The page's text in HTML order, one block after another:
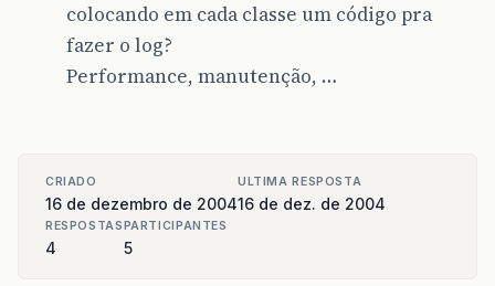
colocando em cada classe um código pra
fazer o log?
Performance, manutenção, …
CRIADO
16 de dezembro de 2004
ULTIMA RESPOSTA
16 de dez. de 2004
RESPOSTAS
4
PARTICIPANTES
5